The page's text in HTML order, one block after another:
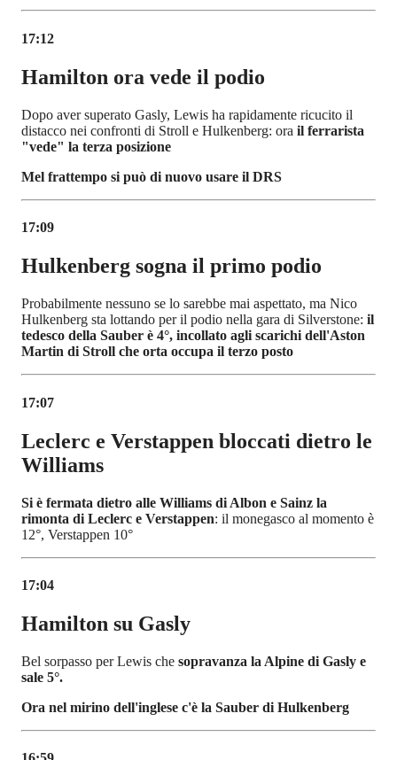
17:12
Hamilton ora vede il podio
Dopo aver superato Gasly, Lewis ha rapidamente ricucito il
distacco nei confronti di Stroll e Hulkenberg: ora il ferrarista
"vede" la terza posizione
Mel frattempo si può di nuovo usare il DRS
17:09
Hulkenberg sogna il primo podio
Probabilmente nessuno se lo sarebbe mai aspettato, ma Nico
Hulkenberg sta lottando per il podio nella gara di Silverstone: il
tedesco della Sauber è 4°, incollato agli scarichi dell'Aston
Martin di Stroll che orta occupa il terzo posto
17:07
Leclerc e Verstappen bloccati dietro le
Williams
Si è fermata dietro alle Williams di Albon e Sainz la
rimonta di Leclerc e Verstappen: il monegasco al momento è
12°, Verstappen 10°
17:04
Hamilton su Gasly
Bel sorpasso per Lewis che sopravanza la Alpine di Gasly e
sale 5°.
Ora nel mirino dell'inglese c'è la Sauber di Hulkenberg